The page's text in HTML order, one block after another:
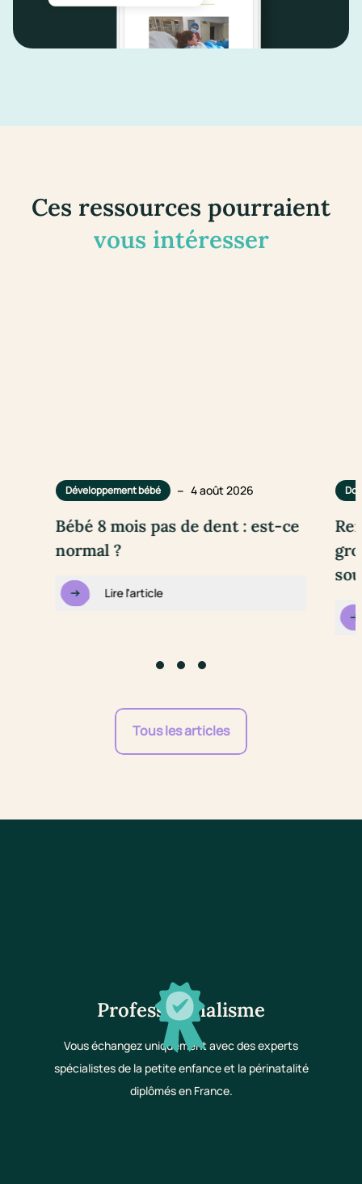
Ces ressources pourraient
vous intéresser
Développement bébé – 4 août 2026
Bébé 8 mois pas de dent : est-ce
normal ?
Lire l'article
Tous les articles
Professionnalisme
Vous échangez uniquement avec des experts
spécialistes de la petite enfance et la périnatalité
diplômés en France.